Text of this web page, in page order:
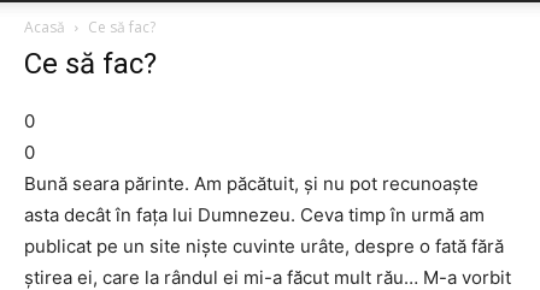
Acasă
Ce să fac?
Ce să fac?
0
0
Bună seara părinte. Am păcătuit, și nu pot recunoaște
asta decât în fața lui Dumnezeu. Ceva timp în urmă am
publicat pe un site niște cuvinte urâte, despre o fată fără
știrea ei, care la rândul ei mi-a făcut mult rău… M-a vorbit